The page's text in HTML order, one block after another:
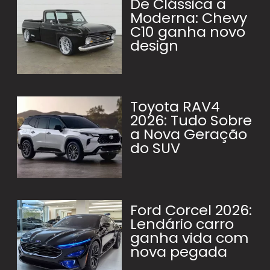
De Clássica a
Moderna: Chevy
C10 ganha novo
design
Toyota RAV4
2026: Tudo Sobre
a Nova Geração
do SUV
Ford Corcel 2026:
Lendário carro
ganha vida com
nova pegada